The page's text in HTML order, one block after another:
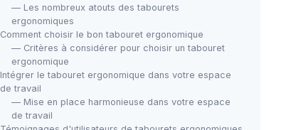
— Les nombreux atouts des tabourets
ergonomiques
Comment choisir le bon tabouret ergonomique
— Critères à considérer pour choisir un tabouret
ergonomique
Intégrer le tabouret ergonomique dans votre espace
de travail
— Mise en place harmonieuse dans votre espace
de travail